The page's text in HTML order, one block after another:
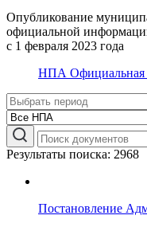
Опубликование
официальной
с 1 февраля 2023 года
НПА
Результаты поиска: 2968
Постановление